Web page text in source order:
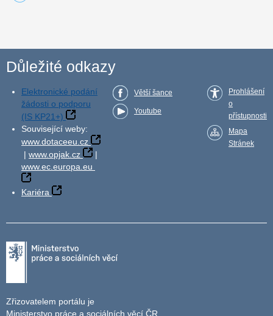
Důležité odkazy
Elektronické podání
žádosti o podporu
(IS KP21+)
Související weby:
www.dotaceeu.cz
| www.opjak.cz
|
www.ec.europa.eu
Kariéra
Větší šance
Youtube
Prohlášení
o
přístupnosti
Mapa
Stránek
Zřizovatelem portálu je
Ministerstvo práce a sociálních věcí ČR